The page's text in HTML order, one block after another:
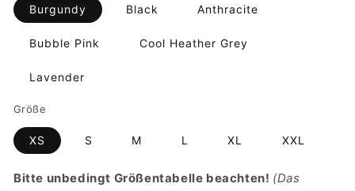
Burgundy Black Anthracite
Bubble Pink Cool Heather Grey
Lavender
Größe
XS S M L XL XXL
Bitte unbedingt Größentabelle beachten! (Das